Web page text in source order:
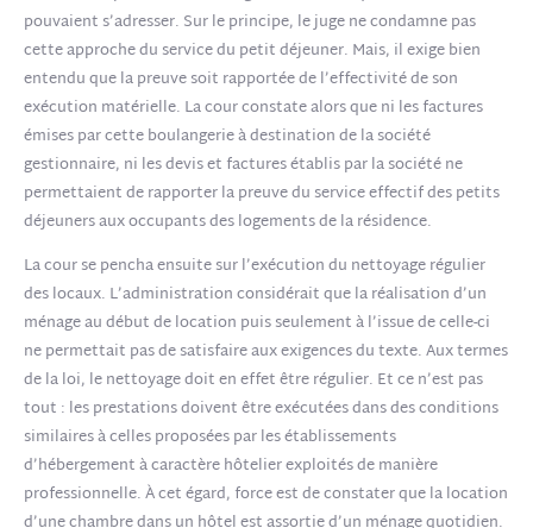
pouvaient s’adresser. Sur le principe, le juge ne condamne pas
cette approche du service du petit déjeuner. Mais, il exige bien
entendu que la preuve soit rapportée de l’effectivité de son
exécution matérielle. La cour constate alors que ni les factures
émises par cette boulangerie à destination de la société
gestionnaire, ni les devis et factures établis par la société ne
permettaient de rapporter la preuve du service effectif des petits
déjeuners aux occupants des logements de la résidence.
La cour se pencha ensuite sur l’exécution du nettoyage régulier
des locaux. L’administration considérait que la réalisation d’un
ménage au début de location puis seulement à l’issue de celle-ci
ne permettait pas de satisfaire aux exigences du texte. Aux termes
de la loi, le nettoyage doit en effet être régulier. Et ce n’est pas
tout : les prestations doivent être exécutées dans des conditions
similaires à celles proposées par les établissements
d’hébergement à caractère hôtelier exploités de manière
professionnelle. À cet égard, force est de constater que la location